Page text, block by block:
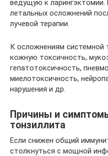
ведущую к
летальных осложнений
лучевой терапии.
К осложнениям системной
кожную токсичность,
гепатотоксичность,
миелотоксичность,
нарушения и др.
Причины и
тонзиллита
Если снижен общий
столкнуться с мощной